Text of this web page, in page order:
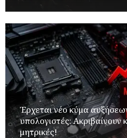
Έρχεται νέο κύμα
υπολογιστές: Ακριβαίνουν
μητρικές!